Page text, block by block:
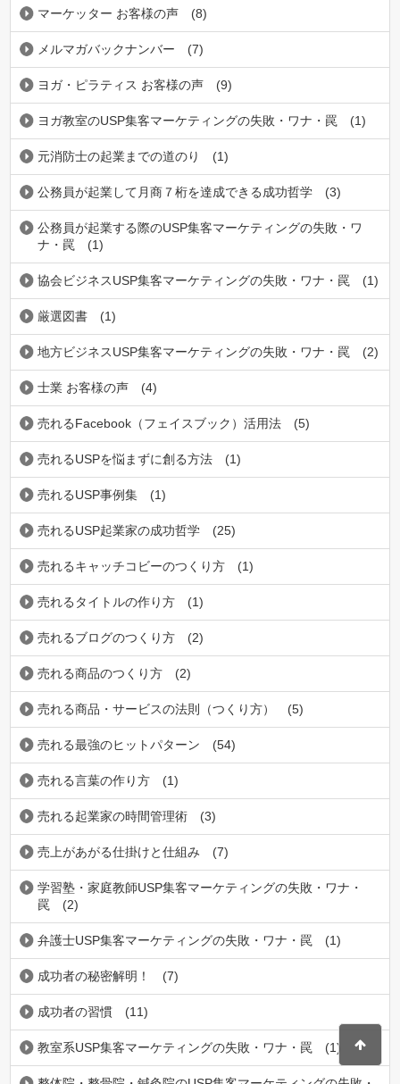
マーケッター お客様の声 (8)
メルマガバックナンバー (7)
ヨガ・ピラティス お客様の声 (9)
ヨガ教室のUSP集客マーケティングの失敗・ワナ・罠 (1)
元消防士の起業までの道のり (1)
公務員が起業して月商７桁を達成できる成功哲学 (3)
公務員が起業する際のUSP集客マーケティングの失敗・ワ
ナ・罠
(1)
協会ビジネスUSP集客マーケティングの失敗・ワナ・罠 (1)
厳選図書 (1)
地方ビジネスUSP集客マーケティングの失敗・ワナ・罠 (2)
士業 お客様の声 (4)
売れるFacebook（フェイスブック）活用法 (5)
売れるUSPを悩まずに創る方法 (1)
売れるUSP事例集 (1)
売れるUSP起業家の成功哲学 (25)
売れるキャッチコビーのつくり方 (1)
売れるタイトルの作り方 (1)
売れるブログのつくり方 (2)
売れる商品のつくり方 (2)
売れる商品・サービスの法則（つくり方） (5)
売れる最強のヒットパターン (54)
売れる言葉の作り方 (1)
売れる起業家の時間管理術 (3)
売上があがる仕掛けと仕組み (7)
学習塾・家庭教師USP集客マーケティングの失敗・ワナ・
罠
(2)
弁護士USP集客マーケティングの失敗・ワナ・罠 (1)
成功者の秘密解明！ (7)
成功者の習慣 (11)
教室系USP集客マーケティングの失敗・ワナ・罠 (1)